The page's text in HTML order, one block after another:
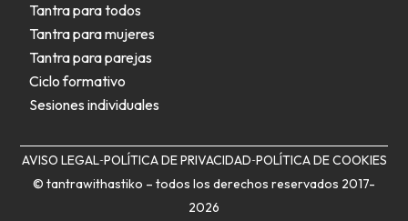
Tantra para todos
Tantra para mujeres
Tantra para parejas
Ciclo formativo
Sesiones individuales
AVISO LEGAL POLÍTICA DE PRIVACIDAD POLÍTICA DE COOKIES
© tantrawithastiko – todos los derechos reservados 2017-
2026